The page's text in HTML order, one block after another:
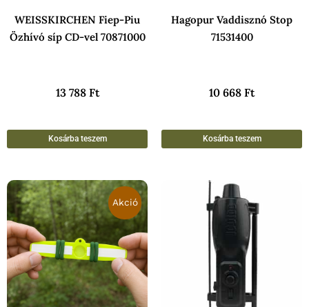
WEISSKIRCHEN Fiep-Piu
Özhívó síp CD-vel 70871000
13 788 Ft
Kosárba teszem
Hagopur Vaddisznó Stop
71531400
10 668 Ft
Kosárba teszem
Akció
Original
price
was:
14
900 Ft.
Current
price
is:
10
990 Ft.